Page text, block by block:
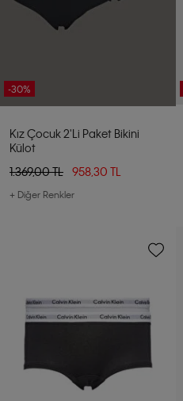
-30%
Kız Çocuk 2'li Paket Bikini
Külot
1.369,00 TL
958,30 TL
+ Diğer Renkler